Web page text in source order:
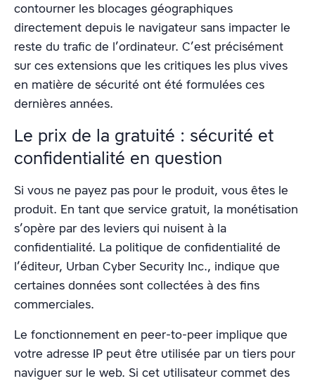
contourner les blocages géographiques
directement depuis le navigateur sans impacter le
reste du trafic de l’ordinateur. C’est précisément
sur ces extensions que les critiques les plus vives
en matière de sécurité ont été formulées ces
dernières années.
Le prix de la gratuité : sécurité et
confidentialité en question
Si vous ne payez pas pour le produit, vous êtes le
produit. En tant que service gratuit, la monétisation
s’opère par des leviers qui nuisent à la
confidentialité. La politique de confidentialité de
l’éditeur, Urban Cyber Security Inc., indique que
certaines données sont collectées à des fins
commerciales.
Le fonctionnement en peer-to-peer implique que
votre adresse IP peut être utilisée par un tiers pour
naviguer sur le web. Si cet utilisateur commet des